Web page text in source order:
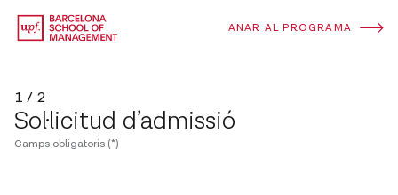
ANAR AL PROGRAMA
1 / 2
Sol·licitud d’admissió
Camps obligatoris (*)